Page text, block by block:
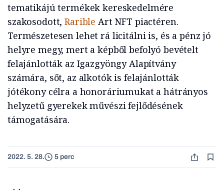
tematikájú termékek kereskedelmére
szakosodott,Rarible Art NFT piactéren.
Természetesen lehet rá licitálni is, és a pénz jó
helyre megy, mert a képből befolyó bevételt
felajánlották az Igazgyöngy Alapítvány
számára, sőt, az alkotók is felajánlották
jótékony célra a honoráriumukat a hátrányos
helyzetű gyerekek művészi fejlődésének
támogatására.
2022. 5. 28. 5 perc